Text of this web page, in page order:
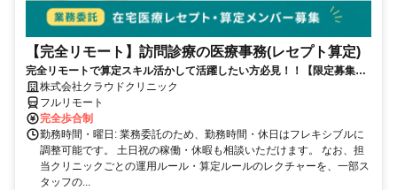
【完全リモート】訪問診療の医療事務(レセプト算定)
完全リモートで算定スキル活かして活躍したい方必見！！【限定募集】
完全リモート｜在宅医療レセプト算定（成果報酬型／業務委託）
株式会社クラウドクリニック
フルリモート
完全歩合制
勤務時間・曜日: 業務委託のため、勤務時間・休日はフレキシブルに
調整可能です。 土日祝の稼働・休暇も相談いただけます。 なお、担
当クリニックごとの運用ルール・算定ルールのレクチャーを、一部ス
タッフの...